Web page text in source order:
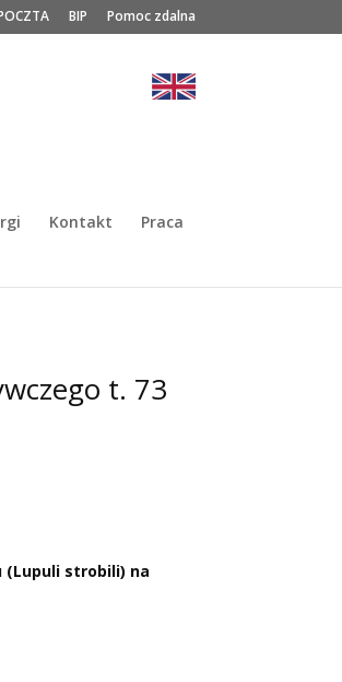
BIP Pomoc zdalna
Kontakt Praca
t. 73
(Lupuli strobili) na